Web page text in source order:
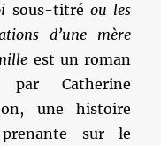
sous-titré ou les
d’une mère
est un roman
par Catherine
une histoire
sur le